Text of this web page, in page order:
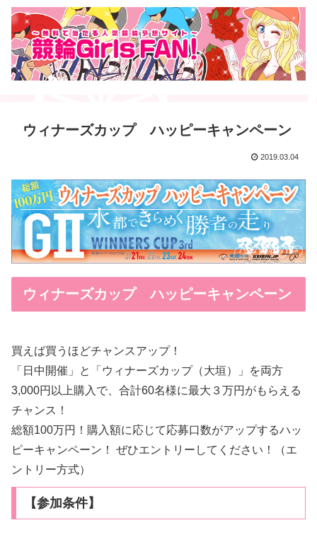
ウィナーズカップ ハッピーキャンペーン
2019.03.04
ウィナーズカップ ハッピーキャンペーン
買えば買うほどチャンスアップ！
「日中開催」と「ウィナーズカップ（大垣）」を両方
3,000円以上購入で、合計60名様に最大３万円がもらえる
チャンス！
総額100万円！購入額に応じて応募口数がアップするハッ
ピーキャンペーン！ ぜひエントリーしてください！（エ
ントリー方式）
【参加条件】